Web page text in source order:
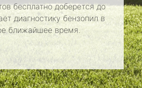
бесплатно доберется до
диагностику бензопил в
ближайшее время.